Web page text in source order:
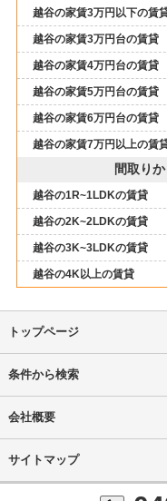
越谷の家賃3万円以下の賃
越谷の家賃3万円台の賃貸
越谷の家賃4万円台の賃貸
越谷の家賃5万円台の賃貸
越谷の家賃6万円台の賃貸
越谷の家賃7万円以上の賃
間取り
越谷の1R~1LDKの賃貸
越谷の2K~2LDKの賃貸
越谷の3K~3LDKの賃貸
越谷の4K以上の賃貸
トップページ
条件から検索
会社概要
サイトマップ